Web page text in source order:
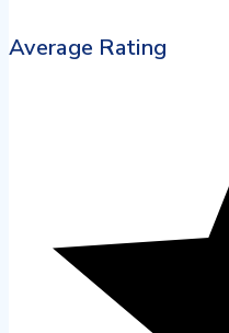
Average Rating